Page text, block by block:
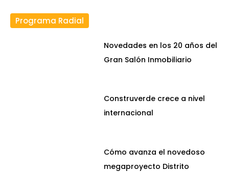
Programa Radial
Novedades en los 20 años del
Gran Salón Inmobiliario
Construverde crece a nivel
internacional
Cómo avanza el novedoso
megaproyecto Distrito